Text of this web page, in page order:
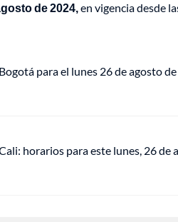
de 2024,en vigencia desde
para el lunes 26 de agosto
horarios para este lunes, 26 de